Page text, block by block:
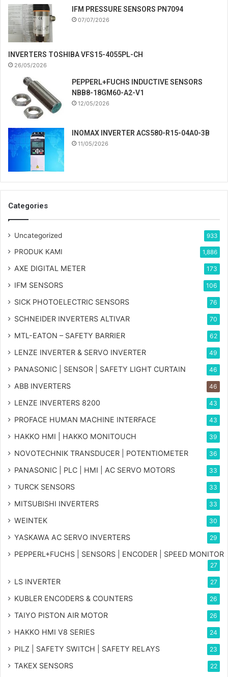
IFM PRESSURE SENSORS PN7094
07/07/2026
INVERTERS TOSHIBA VFS15-4055PL-CH
26/05/2026
PEPPERL+FUCHS INDUCTIVE SENSORS
NBB8-18GM60-A2-V1
12/05/2026
INOMAX INVERTER ACS580-R15-04A0-3B
11/05/2026
Categories
Uncategorized 933
PRODUK KAMI 1,886
AXE DIGITAL METER 173
IFM SENSORS 106
SICK PHOTOELECTRIC SENSORS 76
SCHNEIDER INVERTERS ALTIVAR 70
MTL-EATON – SAFETY BARRIER 62
LENZE INVERTER & SERVO INVERTER 49
PANASONIC | SENSOR | SAFETY LIGHT CURTAIN 46
ABB INVERTERS 46
LENZE INVERTERS 8200 43
PROFACE HUMAN MACHINE INTERFACE 43
HAKKO HMI | HAKKO MONITOUCH 39
NOVOTECHNIK TRANSDUCER | POTENTIOMETER 36
PANASONIC | PLC | HMI | AC SERVO MOTORS 33
TURCK SENSORS 33
MITSUBISHI INVERTERS 33
WEINTEK 30
YASKAWA AC SERVO INVERTERS 29
PEPPERL+FUCHS | SENSORS | ENCODER | SPEED MONITOR
27
LS INVERTER 27
KUBLER ENCODERS & COUNTERS 26
TAIYO PISTON AIR MOTOR 26
HAKKO HMI V8 SERIES 24
PILZ | SAFETY SWITCH | SAFETY RELAYS 23
TAKEX SENSORS 22